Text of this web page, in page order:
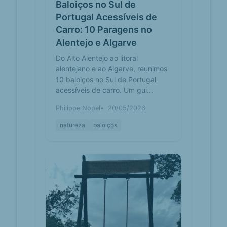
Baloiço da Foz Cabril (Castro Daire) -
20 Km Baloi...
Baloiço
Entre-
Serras –
Baloiços de
Portugal
baloicosdeportugal.pt
Venha conhecer o Baloiço Entre-
Serras, localizado em Seia, no
distrito de Guarda, na região Centro.
Consulte o mapa, fot...
CARUSPINUS
O ano de 2020 não está só a ... um
pouco por todo o país. Em Penedros
da Cabeça, um dos pontos mais
elevados da freguesi...
Baloiço do
baloicosdeportugal.pt
Baloiços no Sul de
Portugal Acessíveis de
Carro: 10 Paragens no
Alentejo e Algarve
Do Alto Alentejo ao litoral
alentejano e ao Algarve, reunimos
10 baloiços no Sul de Portugal
acessíveis de carro. Um gui...
Philippe Nopel 20/05/2026
natureza baloiços